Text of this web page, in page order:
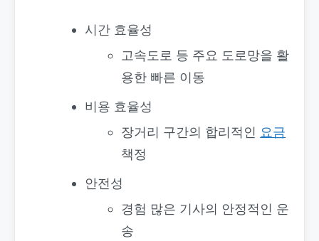
시간 효율성
고속도로 등 주요 도로망을 활
용한 빠른 이동
비용 효율성
장거리 구간의 합리적인 요금
책정
안전성
경험 많은 기사의 안정적인 운
송